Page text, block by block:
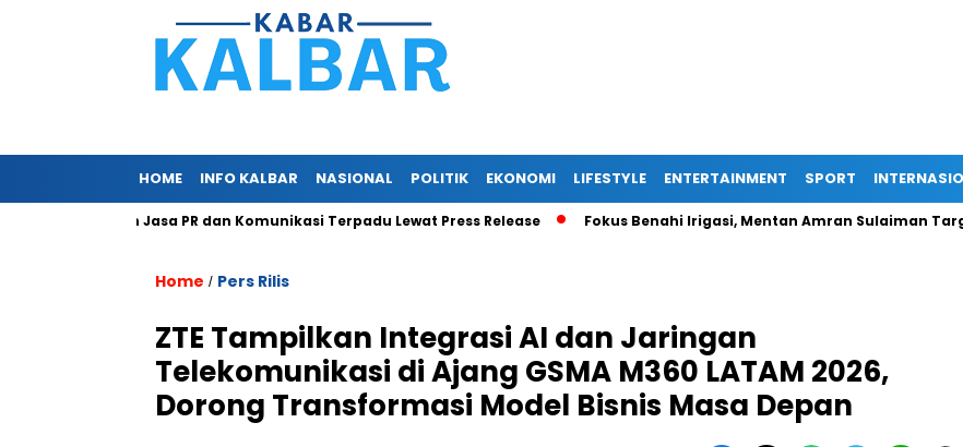
HOME INFO KALBAR NASIONAL POLITIK EKONOMI LIFESTYLE ENTERTAINMENT SPORT
Jasa PR dan Komunikasi Terpadu Lewat Press Release Fokus Benahi Irigasi, Mentan Amran Sulaiman Targetkan
Home / Pers Rilis
ZTE Tampilkan Integrasi AI dan Jaringan
Telekomunikasi di Ajang GSMA M360 LATAM 2026,
Dorong Transformasi Model Bisnis Masa Depan